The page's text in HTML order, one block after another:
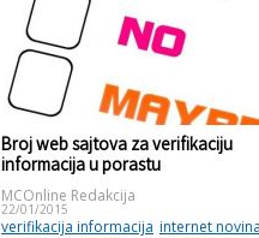
Broj web sajtova za verifikaciju
informacija u porastu
MCOnline Redakcija
22/01/2015
verifikacija informacija internet